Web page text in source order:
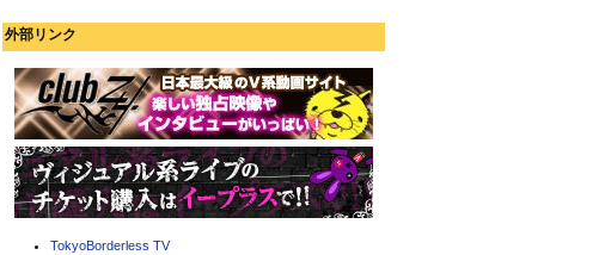
外部リンク
TokyoBorderless TV